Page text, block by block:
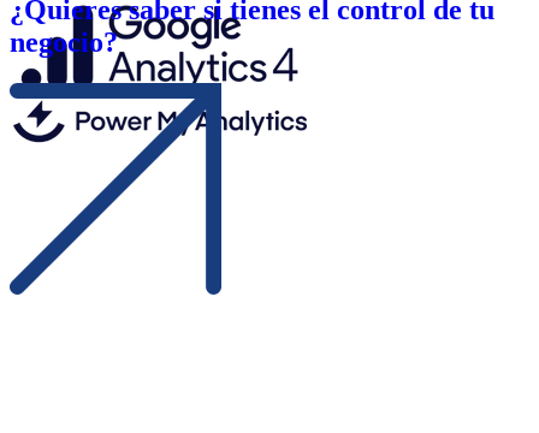
¿Quieres saber si tienes el control de tu
negocio?